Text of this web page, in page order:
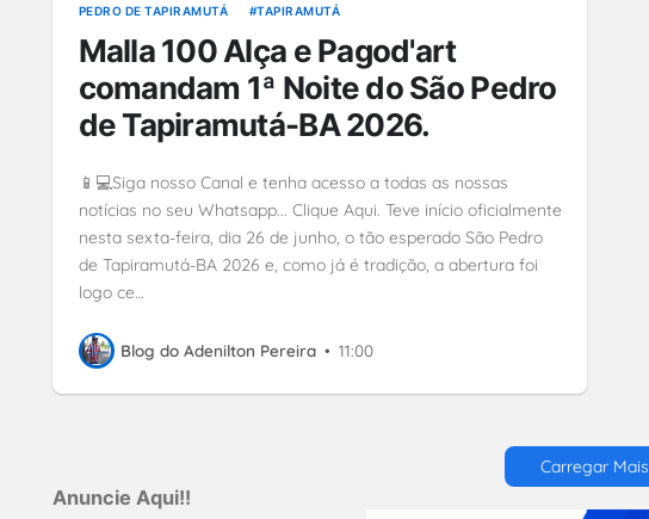
PEDRO DE TAPIRAMUTÁ
TAPIRAMUTÁ
Malla 100 Alça e Pagod'art
comandam 1ª Noite do São Pedro
de Tapiramutá-BA 2026.
📱💻Siga nosso Canal e tenha acesso a todas as nossas
notícias no seu Whatsapp... Clique Aqui. Teve início oficialmente
nesta sexta-feira, dia 26 de junho, o tão esperado São Pedro
de Tapiramutá-BA 2026 e, como já é tradição, a abertura foi
logo ce…
Blog do Adenilton Pereira • 11:00
Carregar Mais
Anuncie Aqui!!